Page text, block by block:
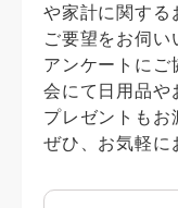
や家計に関する
ご要望をお伺い
アンケートにご
会にて日用品や
プレゼントもお
ぜひ、お気軽に